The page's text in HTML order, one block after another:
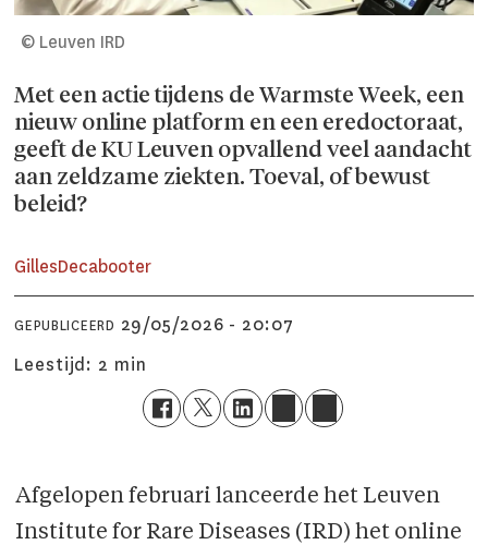
© Leuven IRD
Met een actie tijdens de Warmste Week, een
nieuw online platform en een eredoctoraat,
geeft de KU Leuven opvallend veel aandacht
aan zeldzame ziekten. Toeval, of bewust
beleid?
GillesDecabooter
GEPUBLICEERD
29/05/2026 - 20:07
Leestijd: 2 min
Afgelopen februari lanceerde het Leuven
Institute for Rare Diseases (IRD) het online